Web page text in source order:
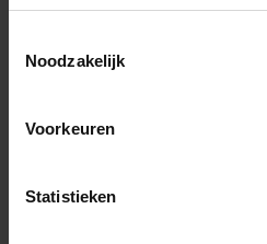
Noodzakelijk
Voorkeuren
Statistieken